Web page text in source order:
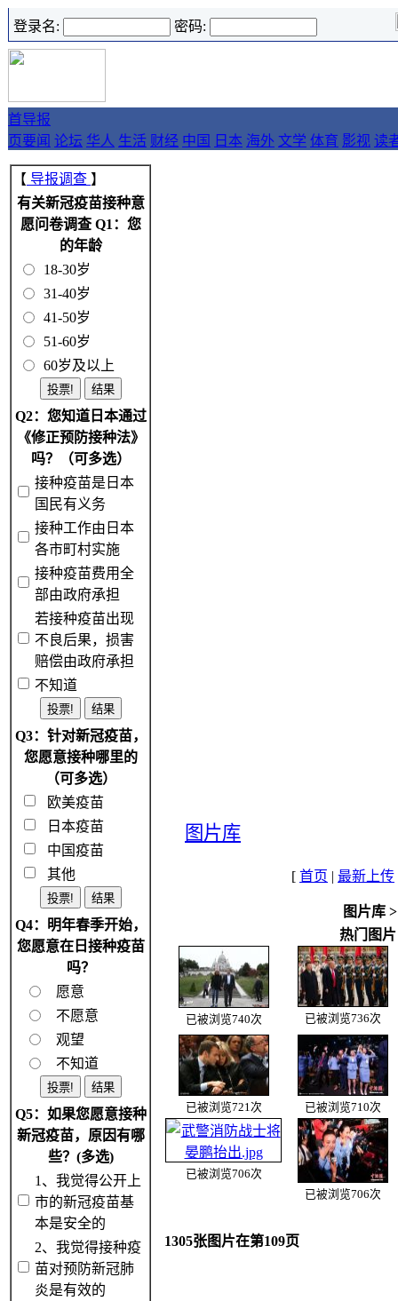
登录名: 密码:
首
页
导报
要闻 论坛 华人 生活 财经 中国 日本 海外 文学 体育 影视 读
【 导报调查 】
有关新冠疫苗接种意
愿问卷调查 Q1：您
的年龄
18-30岁
31-40岁
41-50岁
51-60岁
60岁及以上
Q2：您知道日本通过
《修正预防接种法》
吗？（可多选）
接种疫苗是日本
国民有义务
接种工作由日本
各市町村实施
接种疫苗费用全
部由政府承担
若接种疫苗出现
不良后果，损害
赔偿由政府承担
不知道
Q3：针对新冠疫苗，
您愿意接种哪里的
（可多选）
欧美疫苗
日本疫苗
中国疫苗
其他
Q4：明年春季开始，
您愿意在日接种疫苗
吗？
愿意
不愿意
观望
不知道
Q5：如果您愿意接种
新冠疫苗，原因有哪
些？(多选)
1、我觉得公开上
市的新冠疫苗基
本是安全的
2、我觉得接种疫
苗对预防新冠肺
炎是有效的
图片库
[ 首页 | 最新上传
图片库
热门图
已被浏览740次 已被浏览736次
已被浏览721次 已被浏览710次
已被浏览706次
已被浏览706次
1305张图片在第109页